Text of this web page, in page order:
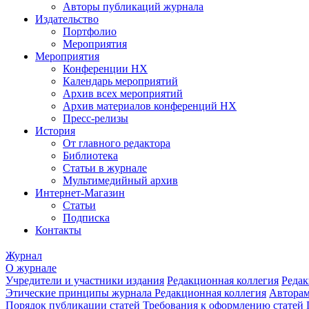
Авторы публикаций журнала
Издательство
Портфолио
Мероприятия
Мероприятия
Конференции НХ
Календарь мероприятий
Архив всех мероприятий
Архив материалов конференций НХ
Пресс-релизы
История
От главного редактора
Библиотека
Статьи в журнале
Мультимедийный архив
Интернет-Магазин
Статьи
Подписка
Контакты
Журнал
О журнале
Учредители и участники издания Редакционная коллегия
Этические принципы журнала Редакционная коллегия
Порядок публикации статей Требования к оформлению статей